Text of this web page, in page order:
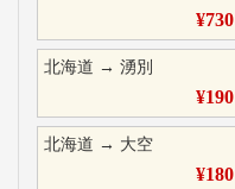
¥730
北海道 → 湧別
¥190
北海道 → 大空
¥180